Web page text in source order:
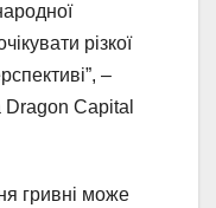
різкої
–
Dragon Capital
гривні може